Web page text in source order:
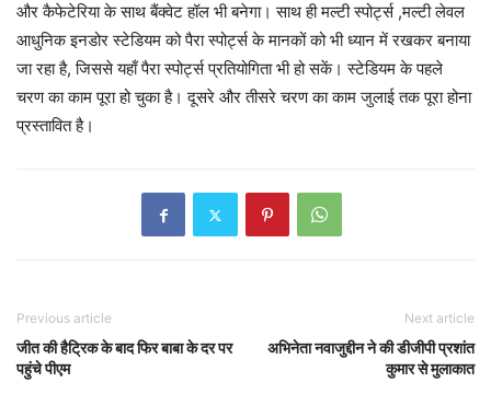
और कैफेटेरिया के साथ बैंक्वेट हॉल भी बनेगा। साथ ही मल्टी स्पोर्ट्स ,मल्टी लेवल
आधुनिक इनडोर स्टेडियम को पैरा स्पोर्ट्स के मानकों को भी ध्यान में रखकर बनाया
जा रहा है, जिससे यहाँ पैरा स्पोर्ट्स प्रतियोगिता भी हो सकें। स्टेडियम के पहले
चरण का काम पूरा हो चुका है। दूसरे और तीसरे चरण का काम जुलाई तक पूरा होना
प्रस्तावित है।
Previous article
जीत की हैट्रिक के बाद फिर बाबा के दर पर
पहुंचे पीएम
Next article
अभिनेता नवाजुद्दीन ने की डीजीपी प्रशांत
कुमार से मुलाकात